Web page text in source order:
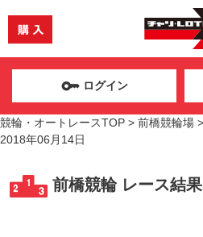
ログイン
競輪・オートレースTOP > 前橋競輪場 >
2018年06月14日
前橋競輪 レース結